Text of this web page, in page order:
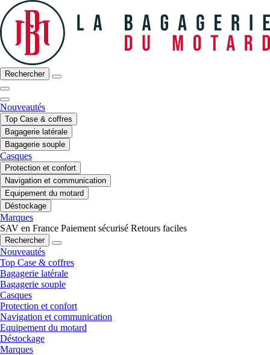
Rechercher
Nouveautés
Top Case & coffres
Bagagerie latérale
Bagagerie souple
Casques
Protection et confort
Navigation et communication
Equipement du motard
Déstockage
Marques
SAV en France Paiement sécurisé Retours faciles
Rechercher
Nouveautés
Top Case & coffres
Bagagerie latérale
Bagagerie souple
Casques
Protection et confort
Navigation et communication
Equipement du motard
Déstockage
Marques